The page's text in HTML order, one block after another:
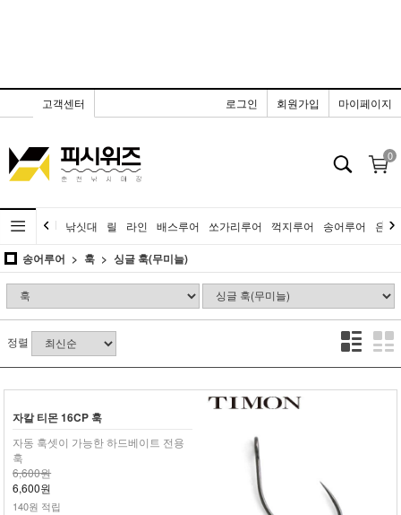
고객센터 로그인 회원가입 마이페이지
0
낚싯대 릴 라인 배스루어 쏘가리루어 꺽지루어 송어루어 은어
송어루어 훅 싱글 훅(무미늘)
정렬
자칼 티몬 16CP 훅
자동 훅셋이 가능한 하드베이트 전용
훅
6,600원
6,600원
140원 적립